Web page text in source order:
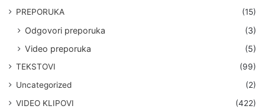
PREPORUKA (15)
Odgovori preporuka
(3)
Video preporuka
(5)
TEKSTOVI
(99)
Uncategorized
(2)
VIDEO KLIPOVI
(422)